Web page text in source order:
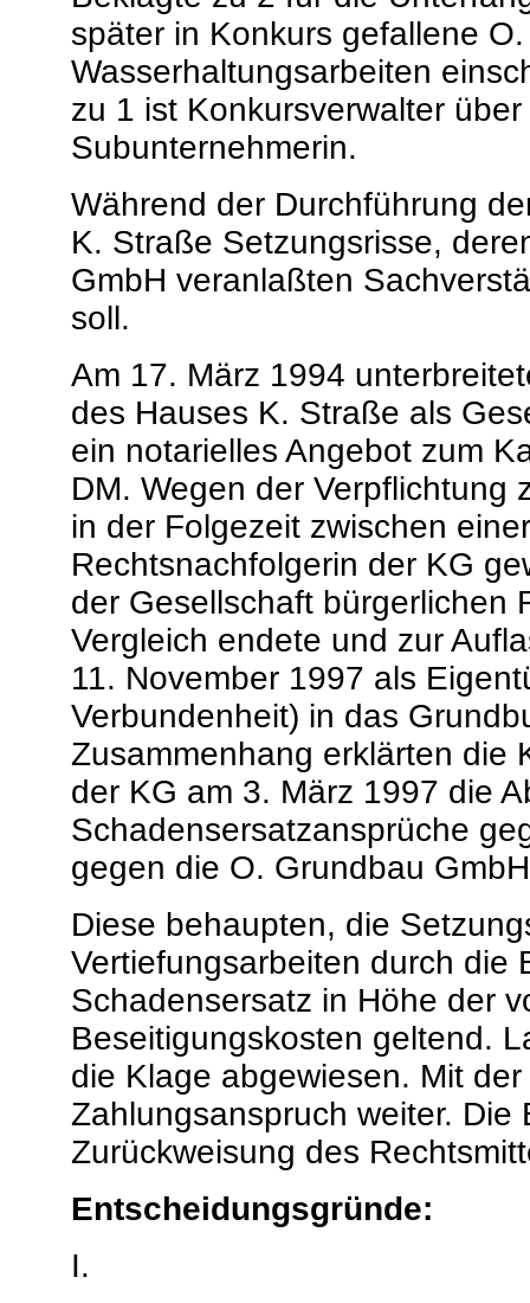
später in Konkurs gefallene
Wasserhaltungsarbeiten
zu 1 ist Konkursverwalter
Subunternehmerin.
Während der Durchführung
K. Straße Setzungsrisse,
GmbH veranlaßten
soll.
Am 17. März 1994
des Hauses K. Straße als
ein notarielles Angebot zum
DM. Wegen der Verpflichtung
in der Folgezeit zwischen
Rechtsnachfolgerin der KG
der Gesellschaft bürgerlichen
Vergleich endete und zur
11. November 1997 als
Verbundenheit) in das
Zusammenhang erklärten die
der KG am 3. März 1997 die
Schadensersatzansprüche
gegen die O. Grundbau
Diese behaupten, die
Vertiefungsarbeiten durch die
Schadensersatz in Höhe der
Beseitigungskosten geltend.
die Klage abgewiesen. Mit
Zahlungsanspruch weiter.
Zurückweisung des
Entscheidungsgründe:
I.